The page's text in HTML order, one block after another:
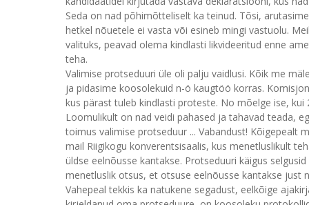
Seda on nad põhimõtteliselt ka teinud. Tõsi,
hetkel nõuetele ei vasta või esineb mingi vastuolu.
valituks, peavad olema kindlasti likvideeritud enne
teha.
Valimise protseduuri üle oli palju vaidlusi. Kõik me
ja pidasime koosolekuid n-ö kaugtöö korras.
kus pärast tuleb kindlasti proteste. No mõelge ise,
Loomulikult on nad veidi pahased ja tahavad teada,
toimus valimise protseduur ... Vabandust!
mail Riigikogu konverentsisaalis, kus menetluslikult
üldse eelnõusse kantakse. Protseduuri käigus
menetluslik otsus, et otsuse eelnõusse kantakse just
Vahepeal tekkis ka natukene segadust, eelkõige